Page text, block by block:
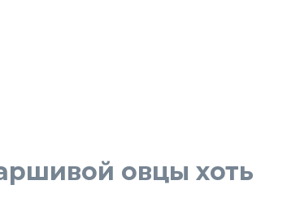
овцы хоть